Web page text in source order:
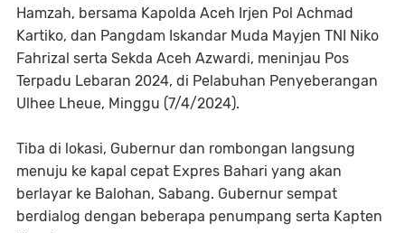
Hamzah, bersama Kapolda Aceh Irjen Pol Achmad
Kartiko, dan Pangdam Iskandar Muda Mayjen TNI Niko
Fahrizal serta Sekda Aceh Azwardi, meninjau Pos
Terpadu Lebaran 2024, di Pelabuhan Penyeberangan
Ulhee Lheue, Minggu (7/4/2024).
Tiba di lokasi, Gubernur dan rombongan langsung
menuju ke kapal cepat Expres Bahari yang akan
berlayar ke Balohan, Sabang. Gubernur sempat
berdialog dengan beberapa penumpang serta Kapten